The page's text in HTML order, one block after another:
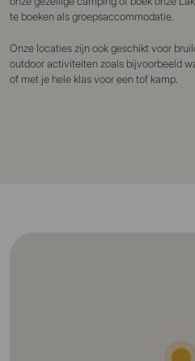
te boeken als groepsaccommodatie.
Onze locaties zijn ook geschikt voor
outdoor activiteiten zoals bijvoorbeeld
of met je hele klas voor een tof kamp.